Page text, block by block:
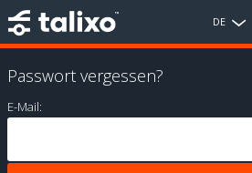
DE
Passwort vergessen?
E-Mail: